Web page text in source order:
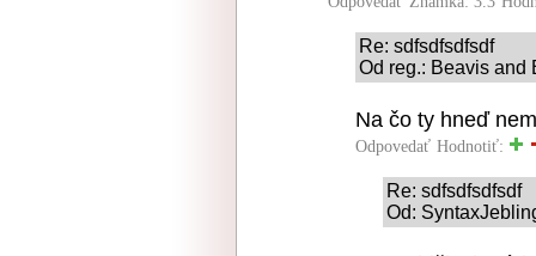
Re: sdfsdfsdfsdf
Od reg.: Beavis and
Na čo ty hneď
Odpovedať Hodnotiť:
Re: sdfsdfsdfsdf
Od: